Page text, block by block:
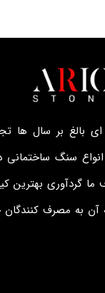
بالغ بر سال ها
سنگ ساختمانی
ما گردآوری بهترین
آن به مصرف